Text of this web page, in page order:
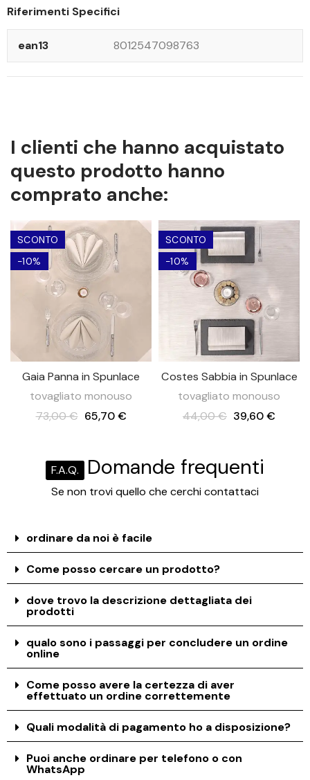
Riferimenti Specifici
ean13 8012547098763
I clienti che hanno acquistato
questo prodotto hanno
comprato anche:
SCONTO
-10%
Gaia Panna in Spunlace
tovagliato monouso
73,00 € 65,70 €
SCONTO
-10%
Costes Sabbia in Spunlace
tovagliato monouso
44,00 € 39,60 €
F.A.Q. Domande frequenti
Se non trovi quello che cerchi contattaci
ordinare da noi è facile
Come posso cercare un prodotto?
dove trovo la descrizione dettagliata dei
prodotti
qualo sono i passaggi per concludere un ordine
online
Come posso avere la certezza di aver
effettuato un ordine correttemente
Quali modalità di pagamento ho a disposizione?
Puoi anche ordinare per telefono o con
WhatsApp